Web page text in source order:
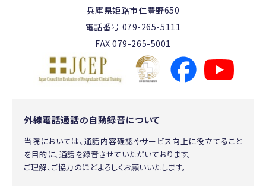
兵庫県姫路市仁豊野650
電話番号 079-265-5111
FAX 079-265-5001
外線電話通話の自動録音について
当院においては、通話内容確認やサービス向上に役立てること
を目的に、通話を録音させていただいております。
ご理解、ご協力のほどよろしくお願いいたします。